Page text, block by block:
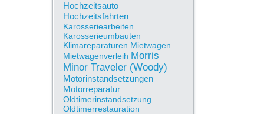
Hochzeitsauto
Hochzeitsfahrten
Karosseriearbeiten
Karosserieumbauten
Klimareparaturen Mietwagen
Mietwagenverleih Morris
Minor Traveler (Woody)
Motorinstandsetzungen
Motorreparatur
Oldtimerinstandsetzung
Oldtimerrestauration